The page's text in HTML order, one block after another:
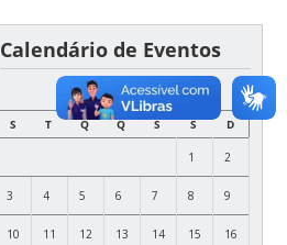
Calendário de Eventos
AGOSTO
S
T Q Q S S D
1 2
3 4 5 6 7 8 9
10 11 12 13 14 15 16